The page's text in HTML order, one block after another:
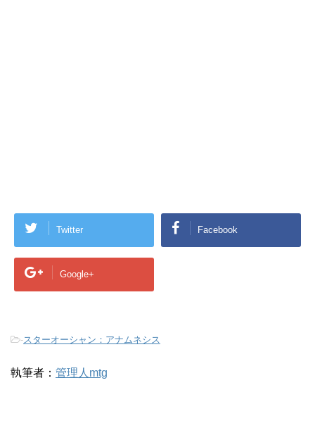
Twitter Facebook
Google+
-スターオーシャン：アナムネシス
執筆者： 管理人mtg